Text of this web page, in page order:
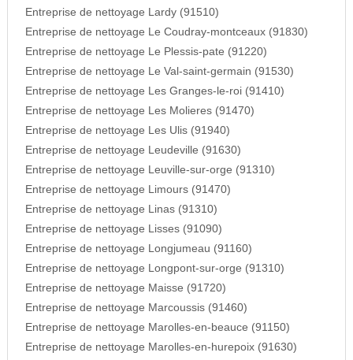
Entreprise de nettoyage Lardy (91510)
Entreprise de nettoyage Le Coudray-montceaux (91830)
Entreprise de nettoyage Le Plessis-pate (91220)
Entreprise de nettoyage Le Val-saint-germain (91530)
Entreprise de nettoyage Les Granges-le-roi (91410)
Entreprise de nettoyage Les Molieres (91470)
Entreprise de nettoyage Les Ulis (91940)
Entreprise de nettoyage Leudeville (91630)
Entreprise de nettoyage Leuville-sur-orge (91310)
Entreprise de nettoyage Limours (91470)
Entreprise de nettoyage Linas (91310)
Entreprise de nettoyage Lisses (91090)
Entreprise de nettoyage Longjumeau (91160)
Entreprise de nettoyage Longpont-sur-orge (91310)
Entreprise de nettoyage Maisse (91720)
Entreprise de nettoyage Marcoussis (91460)
Entreprise de nettoyage Marolles-en-beauce (91150)
Entreprise de nettoyage Marolles-en-hurepoix (91630)